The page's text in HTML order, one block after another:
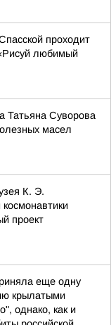
проходит
любимый
Татьяна Суворова
масел
К. Э.
проект
еще одну
крылатыми
однако, как и